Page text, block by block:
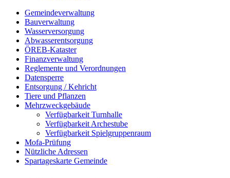
Gemeindeverwaltung
Bauverwaltung
Wasserversorgung
Abwasserentsorgung
ÖREB-Kataster
Finanzverwaltung
Reglemente und Verordnungen
Datensperre
Entsorgung / Kehricht
Tiere und Pflanzen
Mehrzweckgebäude
Verfügbarkeit Turnhalle
Verfügbarkeit Archestube
Verfügbarkeit Spielgruppenraum
Mofa-Prüfung
Nützliche Adressen
Spartageskarte Gemeinde